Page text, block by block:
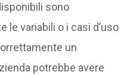
sono
le variabili o i casi d’uso
un
potrebbe avere